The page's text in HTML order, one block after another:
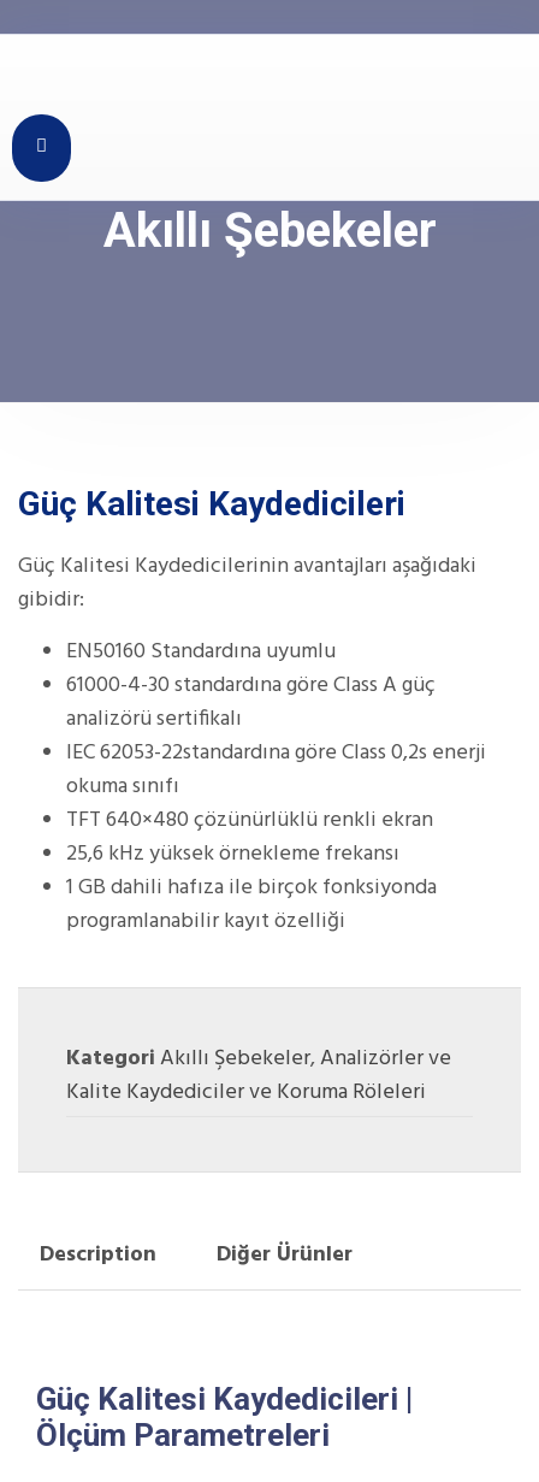
Akıllı Şebekeler
Güç Kalitesi Kaydedicileri
Güç Kalitesi Kaydedicilerinin avantajları aşağıdaki
gibidir:
EN50160 Standardına uyumlu
61000-4-30 standardına göre Class A güç
analizörü sertifikalı
IEC 62053-22standardına göre Class 0,2s enerji
okuma sınıfı
TFT 640×480 çözünürlüklü renkli ekran
25,6 kHz yüksek örnekleme frekansı
1 GB dahili hafıza ile birçok fonksiyonda
programlanabilir kayıt özelliği
KategoriAkıllı Şebekeler,Analizörler ve
Kalite Kaydediciler ve Koruma Röleleri
Description Diğer Ürünler
Güç Kalitesi Kaydedicileri |
Ölçüm Parametreleri